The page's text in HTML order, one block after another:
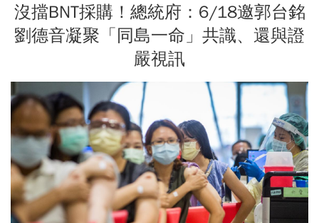
沒擋BNT採購！總統府：6/18邀郭台銘
劉德音凝聚「同島一命」共識、還與證
嚴視訊